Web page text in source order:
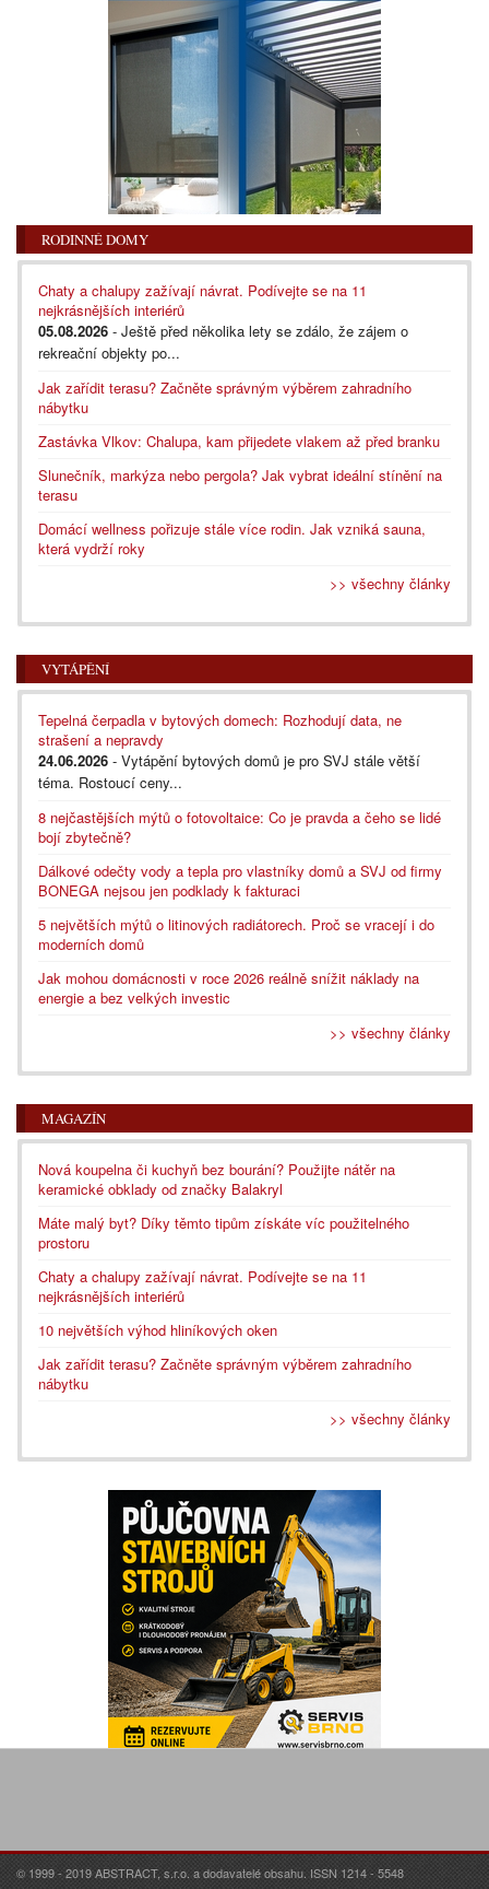
RODINNÉ DOMY
Chaty a chalupy zažívají návrat. Podívejte se na 11
nejkrásnějších interiérů
05.08.2026 - Ještě před několika lety se zdálo, že zájem o
rekreační objekty po...
Jak zařídit terasu? Začněte správným výběrem zahradního
nábytku
Zastávka Vlkov: Chalupa, kam přijedete vlakem až před branku
Slunečník, markýza nebo pergola? Jak vybrat ideální stínění na
terasu
Domácí wellness pořizuje stále více rodin. Jak vzniká sauna,
která vydrží roky
>> všechny články
VYTÁPĚNÍ
Tepelná čerpadla v bytových domech: Rozhodují data, ne
strašení a nepravdy
24.06.2026 - Vytápění bytových domů je pro SVJ stále větší
téma. Rostoucí ceny...
8 nejčastějších mýtů o fotovoltaice: Co je pravda a čeho se lidé
bojí zbytečně?
Dálkové odečty vody a tepla pro vlastníky domů a SVJ od firmy
BONEGA nejsou jen podklady k fakturaci
5 největších mýtů o litinových radiátorech. Proč se vracejí i do
moderních domů
Jak mohou domácnosti v roce 2026 reálně snížit náklady na
energie a bez velkých investic
>> všechny články
MAGAZÍN
Nová koupelna či kuchyň bez bourání? Použijte nátěr na
keramické obklady od značky Balakryl
Máte malý byt? Díky těmto tipům získáte víc použitelného
prostoru
Chaty a chalupy zažívají návrat. Podívejte se na 11
nejkrásnějších interiérů
10 největších výhod hliníkových oken
Jak zařídit terasu? Začněte správným výběrem zahradního
nábytku
>> všechny články
© 1999 - 2019 ABSTRACT, s.r.o. a dodavatelé obsahu. ISSN 1214 - 5548